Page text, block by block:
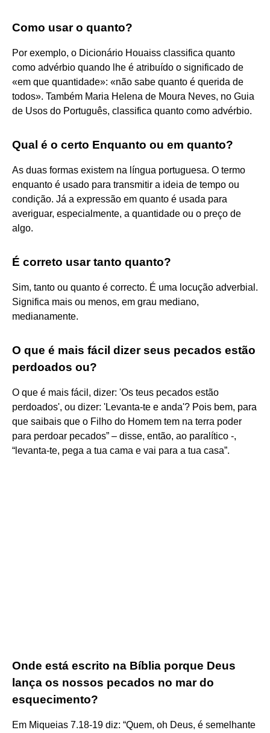
Como usar o quanto?
Por exemplo, o Dicionário Houaiss classifica quanto
como advérbio quando lhe é atribuído o significado de
«em que quantidade»: «não sabe quanto é querida de
todos». Também Maria Helena de Moura Neves, no Guia
de Usos do Português, classifica quanto como advérbio.
Qual é o certo Enquanto ou em quanto?
As duas formas existem na língua portuguesa. O termo
enquanto é usado para transmitir a ideia de tempo ou
condição. Já a expressão em quanto é usada para
averiguar, especialmente, a quantidade ou o preço de
algo.
É correto usar tanto quanto?
Sim, tanto ou quanto é correcto. É uma locução adverbial.
Significa mais ou menos, em grau mediano,
medianamente.
O que é mais fácil dizer seus pecados estão
perdoados ou?
O que é mais fácil, dizer: 'Os teus pecados estão
perdoados', ou dizer: 'Levanta-te e anda'? Pois bem, para
que saibais que o Filho do Homem tem na terra poder
para perdoar pecados” – disse, então, ao paralítico -,
“levanta-te, pega a tua cama e vai para a tua casa”.
Onde está escrito na Bíblia porque Deus
lança os nossos pecados no mar do
esquecimento?
Em Miqueias 7.18-19 diz: “Quem, oh Deus, é semelhante